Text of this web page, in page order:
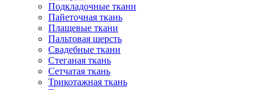
Подкладочные ткани
Пайеточная ткань
Плащевые ткани
Пальтовая шерсть
Свадебные ткани
Стеганая ткань
Сетчатая ткань
Трикотажная ткань